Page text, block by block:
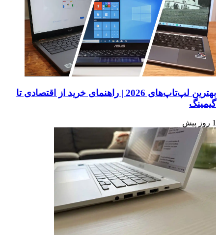
بهترین لپ‌تاپ‌های 2026 | راهنمای خرید از اقتصادی تا
گیمینگ
1 روز پیش